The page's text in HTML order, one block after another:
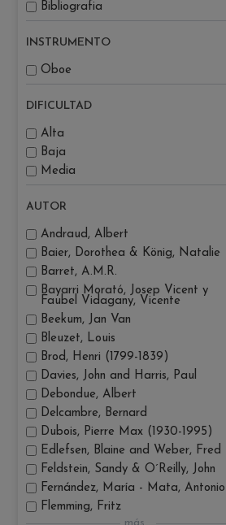
Bibliografia
INSTRUMENTO
Oboe
DIFICULTAD
Alta
Baja
Media
AUTOR
Andraud, Albert
Baier, Dorothea & König, Natalie
Barret, A.M.R.
Bayarri Morató, Josep Vicent y
Faubel Vidagany, Vicente
Beekum, Jan Van
Bleuzet, Louis
Brod, Henri (1799-1839)
Davies, John and Harris, Paul
Debondue, Albert
Delcambre, Bernard
Dubois, Pierre Max (1930-1995)
Edlefsen, Blaine and Weber, Fred
Feldstein, Sandy & O´Reilly, John
Fernández, María - Mata, Antonio
Flemming, Fritz